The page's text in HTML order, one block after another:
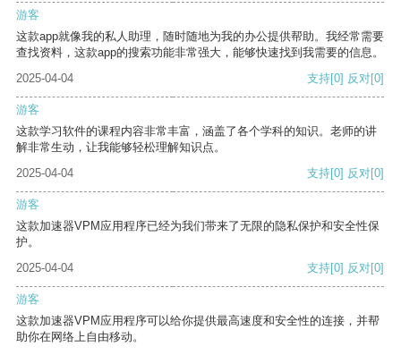
游客
这款app就像我的私人助理，随时随地为我的办公提供帮助。我经常需要
查找资料，这款app的搜索功能非常强大，能够快速找到我需要的信息。
2025-04-04
支持[0] 反对[0]
游客
这款学习软件的课程内容非常丰富，涵盖了各个学科的知识。老师的讲
解非常生动，让我能够轻松理解知识点。
2025-04-04
支持[0] 反对[0]
游客
这款加速器VPM应用程序已经为我们带来了无限的隐私保护和安全性保
护。
2025-04-04
支持[0] 反对[0]
游客
这款加速器VPM应用程序可以给你提供最高速度和安全性的连接，并帮
助你在网络上自由移动。